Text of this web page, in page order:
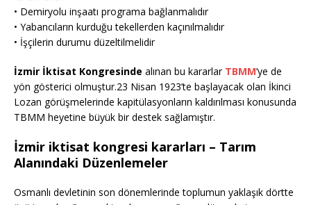
• Demiryolu inşaatı programa bağlanmalıdır
• Yabancıların kurduğu tekellerden kaçınılmalıdır
• İşçilerin durumu düzeltilmelidir
İzmir İktisat Kongresinde alınan bu kararlar TBMM’ye de
yön gösterici olmuştur.23 Nisan 1923’te başlayacak olan İkinci
Lozan görüşmelerinde kapitülasyonların kaldırılması konusunda
TBMM heyetine büyük bir destek sağlamıştır.
İzmir iktisat kongresi kararları – Tarım
Alanındaki Düzenlemeler
Osmanlı devletinin son dönemlerinde toplumun yaklaşık dörtte